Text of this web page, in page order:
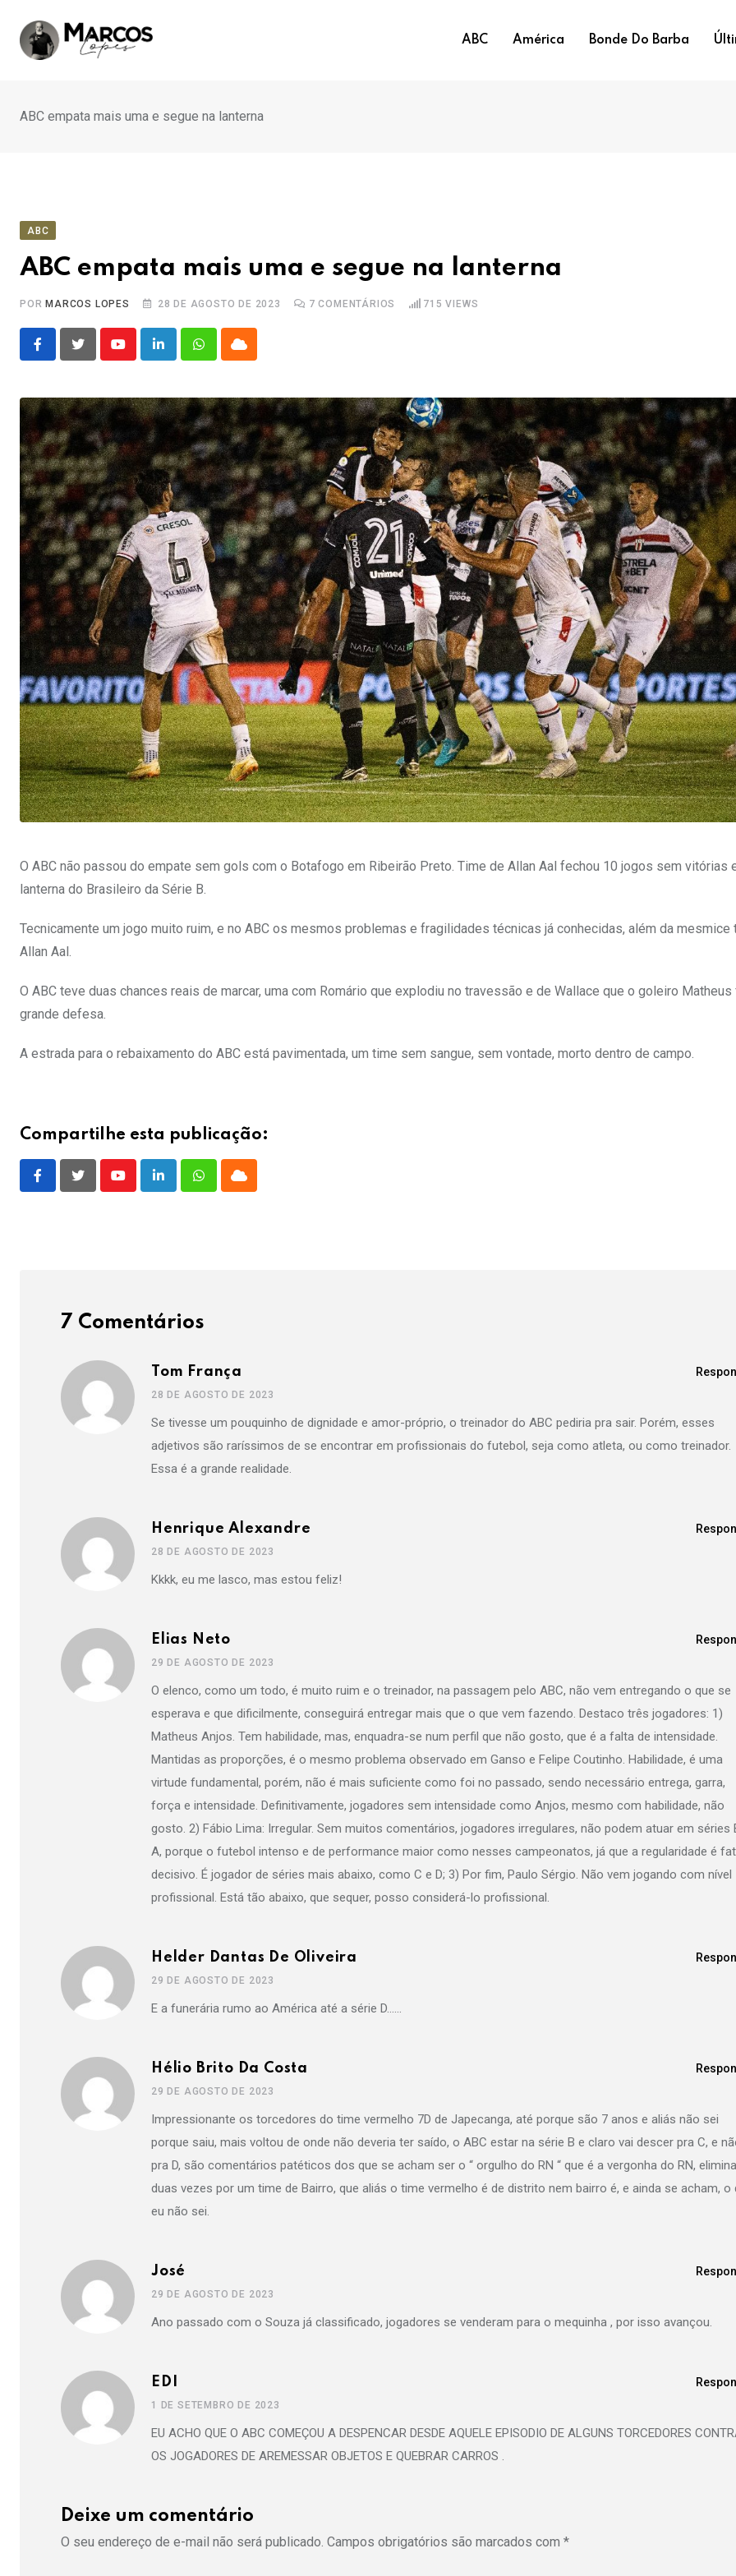
para
ABC América Bonde Do Barba
ABC empata mais uma e segue na lanterna
ABC
ABC empata mais uma e segue na lanterna
POR MARCOS LOPES 28 DE AGOSTO DE 2023 7 COMENTÁRIOS 715 VIEWS
YoutubeLinkedInWhatsappCloud
O ABC não passou do empate sem gols com o Botafogo em Ribeirão Preto. Time de Allan Aal fechou 10 jogos sem vitórias
lanterna do Brasileiro da Série B.
Tecnicamente um jogo muito ruim, e no ABC os mesmos problemas e fragilidades técnicas já conhecidas, além da mesmice
Allan Aal.
O ABC teve duas chances reais de marcar, uma com Romário que explodiu no travessão e de Wallace que o goleiro
grande defesa.
A estrada para o rebaixamento do ABC está pavimentada, um time sem sangue, sem vontade, morto dentro de campo.
Compartilhe esta publicação:
YoutubeLinkedInWhatsappCloud
7 Comentários
Tom França
28 DE AGOSTO DE 2023
Se tivesse um pouquinho de dignidade e amor-próprio, o treinador do ABC pediria pra sair. Porém, esses
adjetivos são raríssimos de se encontrar em profissionais do futebol, seja como atleta, ou como treinador.
Essa é a grande realidade.
Henrique Alexandre
28 DE AGOSTO DE 2023
Kkkk, eu me lasco, mas estou feliz!
Elias Neto
29 DE AGOSTO DE 2023
O elenco, como um todo, é muito ruim e o treinador, na passagem pelo ABC, não vem entregando o que se
esperava e que dificilmente, conseguirá entregar mais que o que vem fazendo. Destaco três jogadores: 1)
Matheus Anjos. Tem habilidade, mas, enquadra-se num perfil que não gosto, que é a falta de intensidade.
Mantidas as proporções, é o mesmo problema observado em Ganso e Felipe Coutinho. Habilidade, é uma
virtude fundamental, porém, não é mais suficiente como foi no passado, sendo necessário entrega, garra,
força e intensidade. Definitivamente, jogadores sem intensidade como Anjos, mesmo com habilidade, não
gosto. 2) Fábio Lima: Irregular. Sem muitos comentários, jogadores irregulares, não podem atuar em séries
A, porque o futebol intenso e de performance maior como nesses campeonatos, já que a regularidade é
decisivo. É jogador de séries mais abaixo, como C e D; 3) Por fim, Paulo Sérgio. Não vem jogando com nível
profissional. Está tão abaixo, que sequer, posso considerá-lo profissional.
Helder Dantas De Oliveira
29 DE AGOSTO DE 2023
E a funerária rumo ao América até a série D……
Hélio Brito Da Costa
29 DE AGOSTO DE 2023
Impressionante os torcedores do time vermelho 7D de Japecanga, até porque são 7 anos e aliás não sei
porque saiu, mais voltou de onde não deveria ter saído, o ABC estar na série B e claro vai descer pra C, e
pra D, são comentários patéticos dos que se acham ser o “ orgulho do RN “ que é a vergonha do RN,
duas vezes por um time de Bairro, que aliás o time vermelho é de distrito nem bairro é, e ainda se acham, o
eu não sei.
José
29 DE AGOSTO DE 2023
Ano passado com o Souza já classificado, jogadores se venderam para o mequinha , por isso avançou.
EDI
1 DE SETEMBRO DE 2023
EU ACHO QUE O ABC COMEÇOU A DESPENCAR DESDE AQUELE EPISODIO DE ALGUNS TORCEDORES
OS JOGADORES DE AREMESSAR OBJETOS E QUEBRAR CARROS .
Deixe um comentário
O seu endereço de e-mail não será publicado. Campos obrigatórios são marcados com *